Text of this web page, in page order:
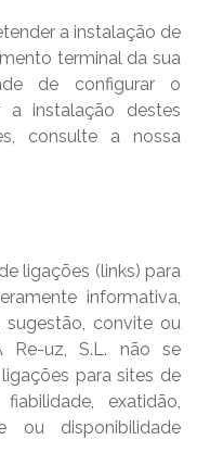
a instalação de
terminal da sua
de configurar o
instalação destes
consulte a nossa
ligações (links) para
informativa,
convite ou
Re-uz, S.L. não se
para sites de
exatidão,
ou disponibilidade